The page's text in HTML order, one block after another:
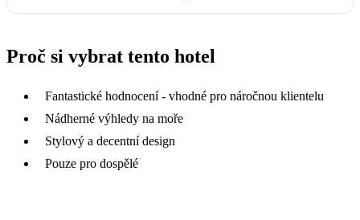
Proč si vybrat tento hotel
Fantastické hodnocení - vhodné pro náročnou klientelu
Nádherné výhledy na moře
Stylový a decentní design
Pouze pro dospělé